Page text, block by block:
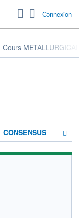
Connexion
Cours
CONSENSUS